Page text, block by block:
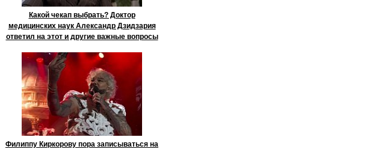
Какой чекап выбрать? Доктор
медицинских наук Александр Дзидзария
ответил на этот и другие важные вопросы
Филиппу Киркорову пора записываться на